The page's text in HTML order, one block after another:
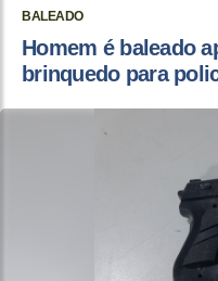
BALEADO
Homem é baleado
brinquedo para